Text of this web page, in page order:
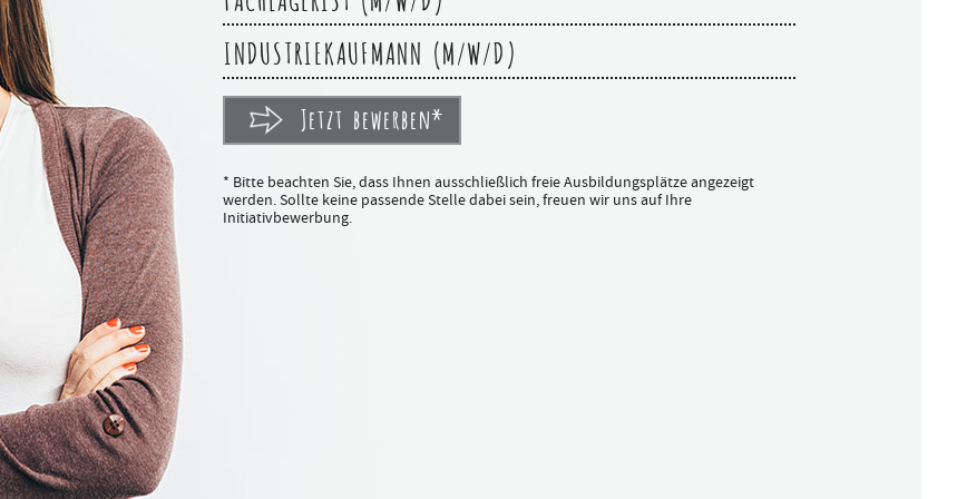
INDUSTRIEKAUFMANN (M/W/D)
Jetzt bewerben*
* Bitte beachten Sie, dass Ihnen ausschließlich freie Ausbildungsplätze angezeigt
werden. Sollte keine passende Stelle dabei sein, freuen wir uns auf Ihre
Initiativbewerbung.